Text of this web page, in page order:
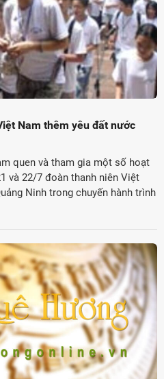
Nam thêm yêu đất nước
quen và tham gia một số hoạt
và 22/7 đoàn thanh niên Việt
Ninh trong chuyến hành trình